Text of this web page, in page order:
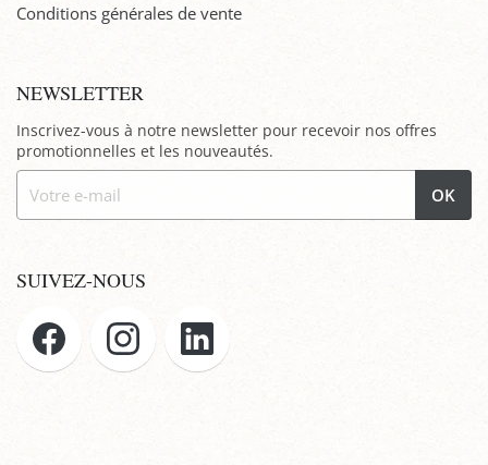
Conditions générales de vente
NEWSLETTER
Inscrivez-vous à notre newsletter pour recevoir nos offres
promotionnelles et les nouveautés.
OK
SUIVEZ-NOUS